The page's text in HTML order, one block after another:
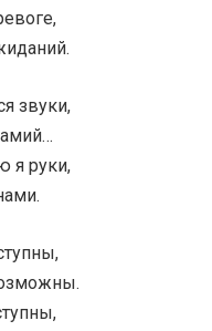
звуки,
я руки,